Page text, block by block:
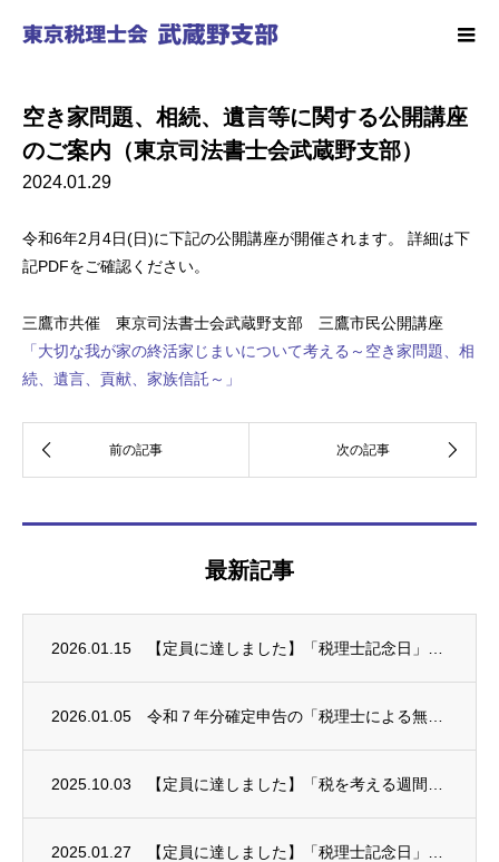
空き家問題、相続、遺言等に関する公開講座
のご案内（東京司法書士会武蔵野支部）
2024.01.29
令和6年2月4日(日)に下記の公開講座が開催されます。 詳細は下
記PDFをご確認ください。
三鷹市共催 東京司法書士会武蔵野支部 三鷹市民公開講座
「大切な我が家の終活家じまいについて考える～空き家問題、相
続、遺言、貢献、家族信託～」
最新記事
2026.01.15
2026.01.05
2025.10.03
2025.01.27